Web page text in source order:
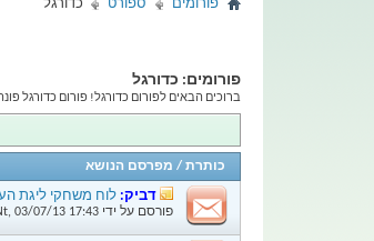
פורומים ספורט כדורגל
פורומים: כדורגל
ברוכים הבאים לפורום כדורגל! פורום כדורגל
כותרת / מפרסם הנושא
דביק: לוח משחקי ליגת העל
פורסם על ידי , 03/07/13 17:43